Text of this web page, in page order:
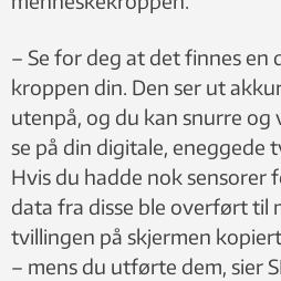
– Se for deg at det finnes en
kroppen din. Den ser ut
utenpå, og du kan snurre og
se på din digitale, eneggede
Hvis du hadde nok sensorer
data fra disse ble overført til
tvillingen på skjermen
– mens du utførte dem, sier